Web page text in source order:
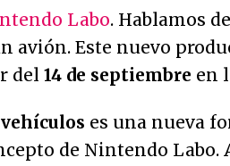
Labo. Hablamos
avión. Este nuevo
del 14 de septiembre en
es una nueva
de Nintendo Labo.